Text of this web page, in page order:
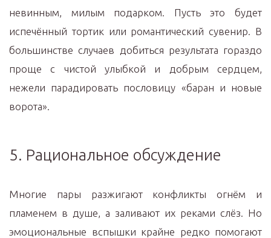
невинным, милым подарком. Пусть это будет
испечённый тортик или романтический сувенир. В
большинстве случаев добиться результата гораздо
проще с чистой улыбкой и добрым сердцем,
нежели парадировать пословицу «баран и новые
ворота».
5. Рациональное обсуждение
Многие пары разжигают конфликты огнём и
пламенем в душе, а заливают их реками слёз. Но
эмоциональные вспышки крайне редко помогают